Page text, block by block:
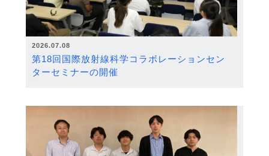
2026.07.08
第18回国際放射線科学コラボレーションセン
ターセミナーの開催